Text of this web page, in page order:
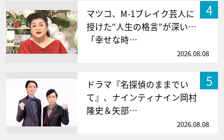
4
マツコ、M-1ブレイク芸人に
授けた“人生の格言”が深い…
「幸せな時…
2026.08.08
5
ドラマ『名探偵のままでい
て』、ナインティナイン岡村
隆史＆矢部…
2026.08.08